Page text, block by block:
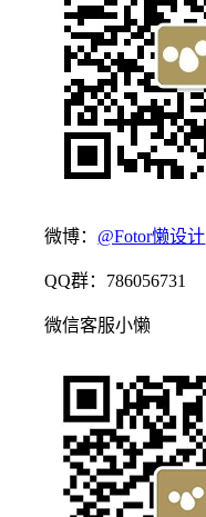
微博： @Fotor懒设计
QQ群：786056731
微信客服小懒